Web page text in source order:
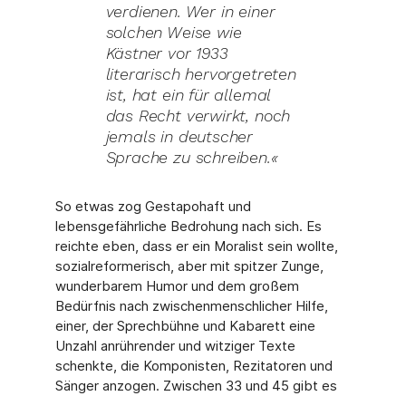
verdienen. Wer in einer
solchen Weise wie
Kästner vor 1933
literarisch hervorge­treten
ist, hat ein für allemal
das Recht verwirkt, noch
jemals in deutscher
Sprache zu schreiben.«
So etwas zog Gestapohaft und
lebensgefährliche Bedrohung nach sich. Es
reichte eben, dass er ein Moralist sein wollte,
sozialreformerisch, aber mit spitzer Zunge,
wunderba­rem Humor und dem großem
Bedürfnis nach zwischenmenschlicher Hilfe,
einer, der Sprech­bühne und Kabarett eine
Unzahl anrührender und witziger Texte
schenkte, die Komponis­ten, Rezitatoren und
Sänger anzogen. Zwischen 33 und 45 gibt es